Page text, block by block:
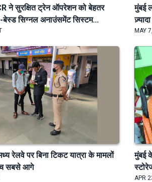
ने सुरक्षित ट्रेन ऑपरेशन को बेहतर
बेस्ड सिग्नल अनाउंसमेंट सिस्टम...
मुंबई
MAY
रेलवे पर बिना टिकट यात्रा के मामलों
सबसे आगे
मुंबई
APR